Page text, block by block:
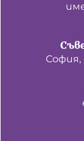
София,